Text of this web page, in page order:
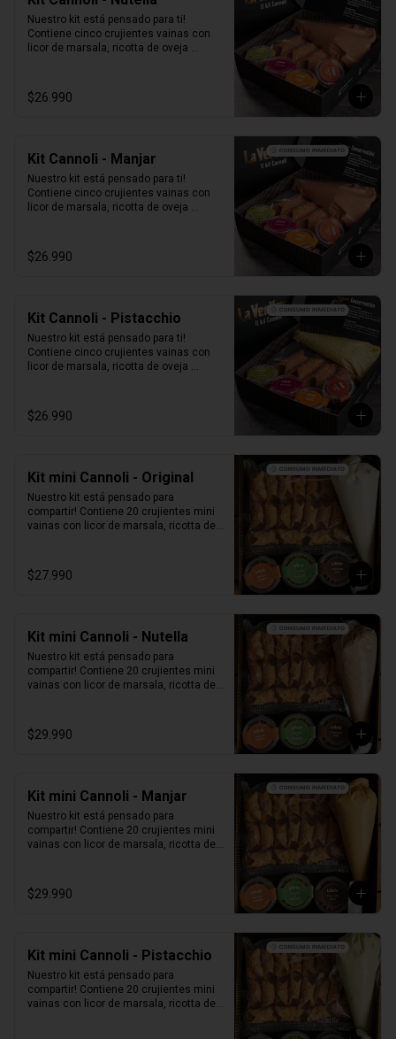
Nuestro kit está pensado para ti!
Contiene cinco crujientes vainas con
licor de marsala, ricotta de oveja
confitada, marrasquino, pistacho y una
exquisita crema de pistacho.
$26.990
Kit Cannoli - Manjar
Nuestro kit está pensado para ti!
Contiene cinco crujientes vainas con
licor de marsala, ricotta de oveja
confitada, marrasquino, pistacho y una
exquisita crema de pistacho.
$26.990
Kit Cannoli - Pistacchio
Nuestro kit está pensado para ti!
Contiene cinco crujientes vainas con
licor de marsala, ricotta de oveja
pistacho, piel de naranja confitada,
marrasquino, pistacho y una exquisita
$26.990
Kit mini Cannoli - Original
Nuestro kit está pensado para
compartir! Contiene 20 crujientes mini
vainas con licor de marsala, ricotta de
marrasquino, pistacho y una exquisita
crema de pistacho.
$27.990
Kit mini Cannoli - Nutella
Nuestro kit está pensado para
compartir! Contiene 20 crujientes mini
vainas con licor de marsala, ricotta de
naranja confitada, marrasquino,
pistacho y una exquisita crema de
$29.990
Kit mini Cannoli - Manjar
Nuestro kit está pensado para
compartir! Contiene 20 crujientes mini
vainas con licor de marsala, ricotta de
naranja confitada, marrasquino,
pistacho y una exquisita crema de
$29.990
Kit mini Cannoli - Pistacchio
Nuestro kit está pensado para
compartir! Contiene 20 crujientes mini
vainas con licor de marsala, ricotta de